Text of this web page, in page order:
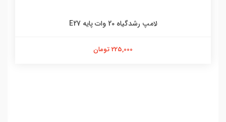
لامپ رشدگیاه 20 وات پایه E27
225,000 تومان